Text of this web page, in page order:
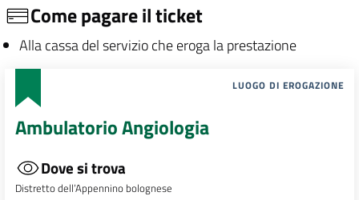
Come pagare il ticket
Alla cassa del servizio che eroga la prestazione
LUOGO DI EROGAZIONE
Ambulatorio Angiologia
Dove si trova
Distretto dell’Appennino bolognese